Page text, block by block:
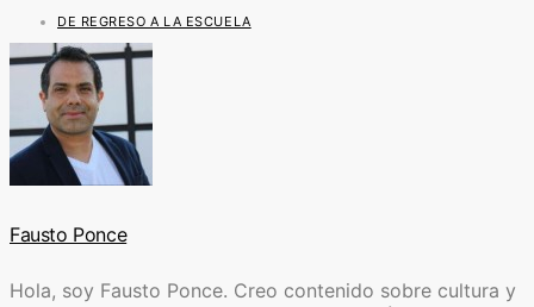
DE REGRESO A LA ESCUELA
Fausto Ponce
Hola, soy Fausto Ponce. Creo contenido sobre cultura y